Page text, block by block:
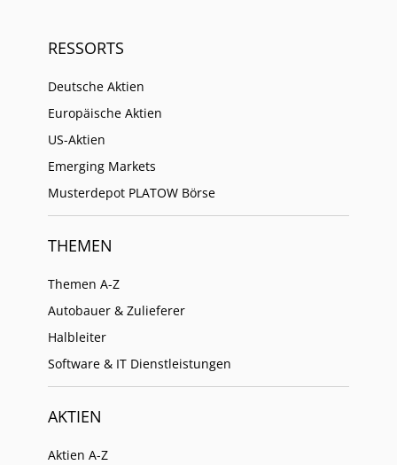
RESSORTS
Deutsche Aktien
Europäische Aktien
US-Aktien
Emerging Markets
Musterdepot PLATOW Börse
THEMEN
Themen A-Z
Autobauer & Zulieferer
Halbleiter
Software & IT Dienstleistungen
AKTIEN
Aktien A-Z